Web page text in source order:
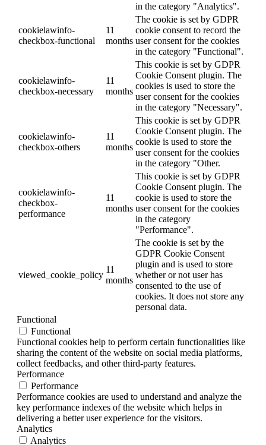
in the category "Analytics".
cookielawinfo-
checkbox-functional
11
months
The cookie is set by GDPR
cookie consent to record the
user consent for the cookies
in the category "Functional".
cookielawinfo-
checkbox-necessary
11
months
This cookie is set by GDPR
Cookie Consent plugin. The
cookies is used to store the
user consent for the cookies
in the category "Necessary".
cookielawinfo-
checkbox-others
11
months
This cookie is set by GDPR
Cookie Consent plugin. The
cookie is used to store the
user consent for the cookies
in the category "Other.
cookielawinfo-
checkbox-
performance
11
months
This cookie is set by GDPR
Cookie Consent plugin. The
cookie is used to store the
user consent for the cookies
in the category
"Performance".
viewed_cookie_policy
11
months
The cookie is set by the
GDPR Cookie Consent
plugin and is used to store
whether or not user has
consented to the use of
cookies. It does not store any
personal data.
Functional
Functional
Functional cookies help to perform certain functionalities like
sharing the content of the website on social media platforms,
collect feedbacks, and other third-party features.
Performance
Performance
Performance cookies are used to understand and analyze the
key performance indexes of the website which helps in
delivering a better user experience for the visitors.
Analytics
Analytics